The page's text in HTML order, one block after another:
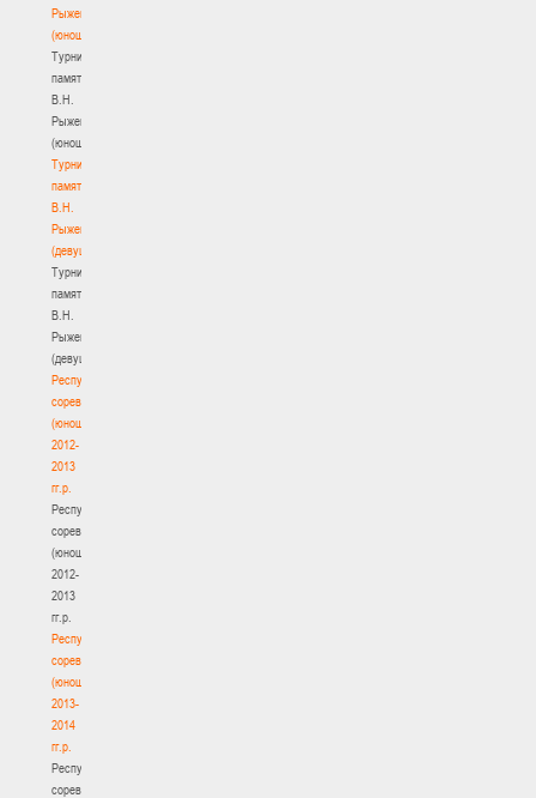
Рыженкова
(юноши)
Турнир
памяти
В.Н.
Рыженкова
(юноши)
Турнир
памяти
В.Н.
Рыженкова
(девушки)
Турнир
памяти
В.Н.
Рыженкова
(девушки)
Республиканские
соревнования
(юноши)
2012-
2013
гг.р.
Республиканские
соревнования
(юноши)
2012-
2013
гг.р.
Республиканские
соревнования
(юноши)
2013-
2014
гг.р.
Республиканские
соревнования